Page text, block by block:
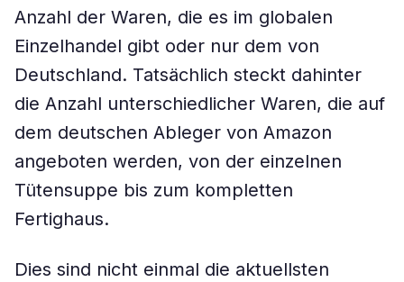
Anzahl der Waren, die es im globalen
Einzelhandel gibt oder nur dem von
Deutschland. Tatsächlich steckt dahinter
die Anzahl unterschiedlicher Waren, die auf
dem deutschen Ableger von Amazon
angeboten werden, von der einzelnen
Tütensuppe bis zum kompletten
Fertighaus.
Dies sind nicht einmal die aktuellsten